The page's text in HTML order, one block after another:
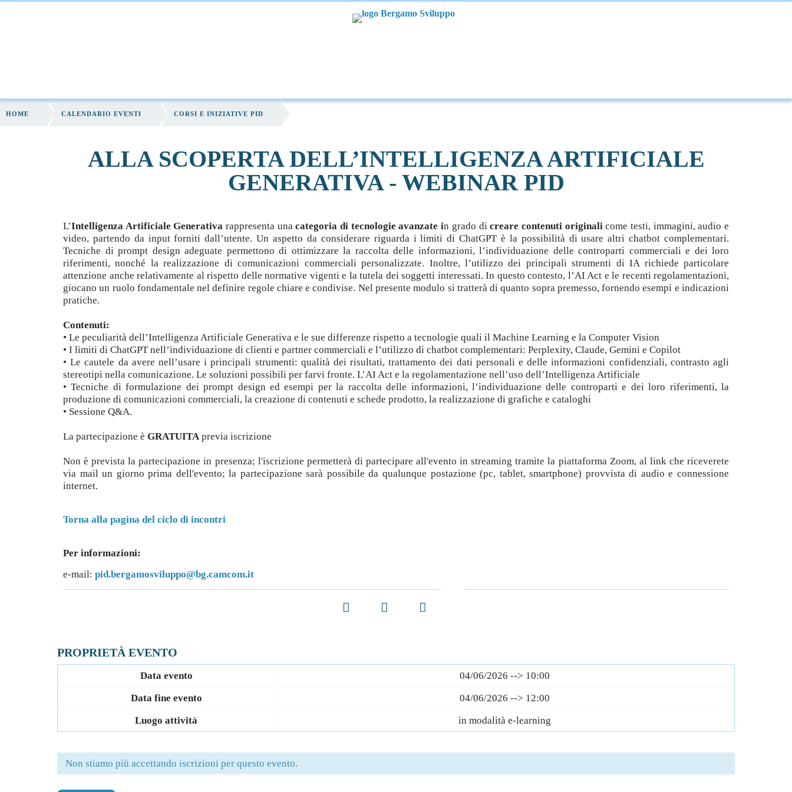
HOME CALENDARIO EVENTI CORSI E INIZIATIVE PID
ALLA SCOPERTA DELL’INTELLIGENZA ARTIFICIALE
GENERATIVA - WEBINAR PID
L’Intelligenza Artificiale Generativa rappresenta unacategoria di tecnologie avanzate in grado dicreare contenuti originalicome testi, immagini, audio e
video, partendo da input forniti dall’utente. Un aspetto da considerare riguarda i limiti di ChatGPT è la possibilità di usare altri chatbot complementari.
Tecniche di prompt design adeguate permettono di ottimizzare la raccolta delle informazioni, l’individuazione delle controparti commerciali e dei loro
riferimenti, nonché la realizzazione di comunicazioni commerciali personalizzate. Inoltre, l’utilizzo dei principali strumenti di IA richiede particolare
attenzione anche relativamente al rispetto delle normative vigenti e la tutela dei soggetti interessati. In questo contesto, l’AI Act e le recenti regolamentazioni,
giocano un ruolo fondamentale nel definire regole chiare e condivise. Nel presente modulo si tratterà di quanto sopra premesso, fornendo esempi e indicazioni
pratiche.
Contenuti:
• Le peculiarità dell’Intelligenza Artificiale Generativa e le sue differenze rispetto a tecnologie quali il Machine Learning e la Computer Vision
• I limiti di ChatGPT nell’individuazione di clienti e partner commerciali e l’utilizzo di chatbot complementari: Perplexity, Claude, Gemini e Copilot
• Le cautele da avere nell’usare i principali strumenti: qualità dei risultati, trattamento dei dati personali e delle informazioni confidenziali, contrasto agli
stereotipi nella comunicazione. Le soluzioni possibili per farvi fronte. L’AI Act e la regolamentazione nell’uso dell’Intelligenza Artificiale
• Tecniche di formulazione dei prompt design ed esempi per la raccolta delle informazioni, l’individuazione delle controparti e dei loro riferimenti, la
produzione di comunicazioni commerciali, la creazione di contenuti e schede prodotto, la realizzazione di grafiche e cataloghi
• Sessione Q&A.
La partecipazione è GRATUITA previa iscrizione
Non è prevista la partecipazione in presenza; l'iscrizione permetterà di partecipare all'evento in streaming tramite la piattaforma Zoom, al link che riceverete
via mail un giorno prima dell'evento; la partecipazione sarà possibile da qualunque postazione (pc, tablet, smartphone) provvista di audio e connessione
internet.
Torna alla pagina del ciclo di incontri
Per informazioni:
e-mail: pid.bergamosviluppo@bg.camcom.it
Facebook Twitter
PROPRIETÀ EVENTO
Data evento
04/06/2026 --> 10:00
Data fine evento
04/06/2026 --> 12:00
Luogo attività
in modalità e-learning
Non stiamo più accettando iscrizioni per questo evento.